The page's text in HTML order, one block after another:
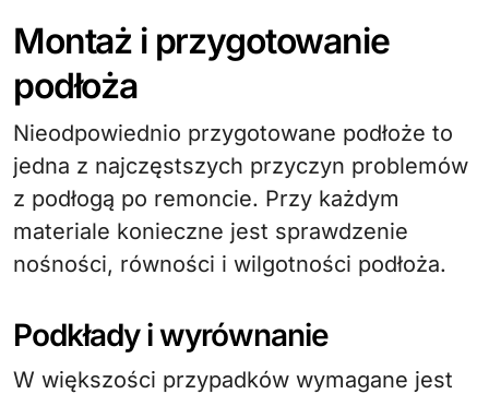
Montaż i przygotowanie
podłoża
Nieodpowiednio przygotowane podłoże to
jedna z najczęstszych przyczyn problemów
z podłogą po remoncie. Przy każdym
materiale konieczne jest sprawdzenie
nośności, równości i wilgotności podłoża.
Podkłady i wyrównanie
W większości przypadków wymagane jest